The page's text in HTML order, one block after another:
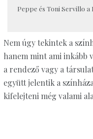
Peppe és Toni Servillo a
Nem úgy tekintek a
hanem mint ami inkább
a rendező vagy a
együtt jelentik a
kifelejteni még valami